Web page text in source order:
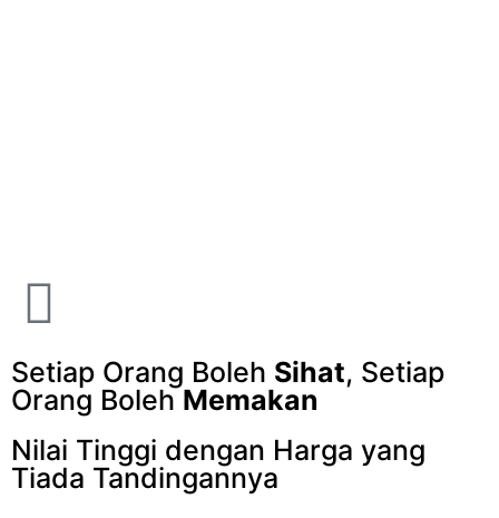
Setiap Orang Boleh Sihat, Setiap
Orang BolehMemakan
Nilai Tinggi dengan Harga yang
Tiada Tandingannya